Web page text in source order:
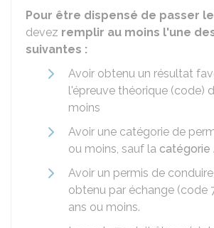
Pour être dispensé de passer
devez remplir au moins l'une
suivantes :
Avoir obtenu un résultat
l'épreuve théorique (code)
moins
Avoir une catégorie de
ou moins, sauf la catégorie
Avoir un permis de
obtenu par échange (code
ans ou moins.